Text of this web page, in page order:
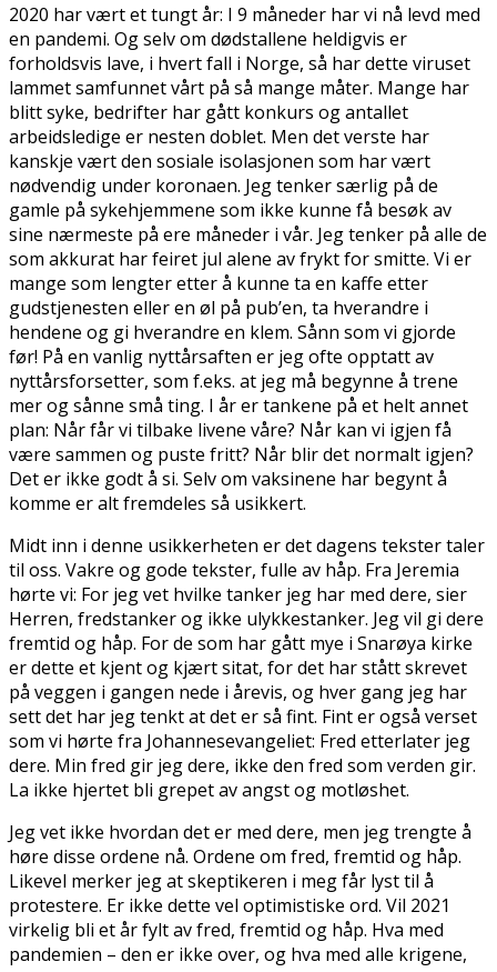
2020 har vært et tungt år: I 9 måneder har vi nå levd med
en pandemi. Og selv om dødstallene heldigvis er
forholdsvis lave, i hvert fall i Norge, så har dette viruset
lammet samfunnet vårt på så mange måter. Mange har
blitt syke, bedrifter har gått konkurs og antallet
arbeidsledige er nesten doblet. Men det verste har
kanskje vært den sosiale isolasjonen som har vært
nødvendig under koronaen. Jeg tenker særlig på de
gamle på sykehjemmene som ikke kunne få besøk av
sine nærmeste på flere måneder i vår. Jeg tenker på alle de
som akkurat har feiret jul alene av frykt for smitte. Vi er
mange som lengter etter å kunne ta en kaffe etter
gudstjenesten eller en øl på pub’en, ta hverandre i
hendene og gi hverandre en klem. Sånn som vi gjorde
før! På en vanlig nyttårsaften er jeg ofte opptatt av
nyttårsforsetter, som f.eks. at jeg må begynne å trene
mer og sånne små ting. I år er tankene på et helt annet
plan: Når får vi tilbake livene våre? Når kan vi igjen få
være sammen og puste fritt? Når blir det normalt igjen?
Det er ikke godt å si. Selv om vaksinene har begynt å
komme er alt fremdeles så usikkert.
Midt inn i denne usikkerheten er det dagens tekster taler
til oss. Vakre og gode tekster, fulle av håp. Fra Jeremia
hørte vi: For jeg vet hvilke tanker jeg har med dere, sier
Herren, fredstanker og ikke ulykkestanker. Jeg vil gi dere
fremtid og håp. For de som har gått mye i Snarøya kirke
er dette et kjent og kjært sitat, for det har stått skrevet
på veggen i gangen nede i årevis, og hver gang jeg har
sett det har jeg tenkt at det er så fint. Fint er også verset
som vi hørte fra Johannesevangeliet: Fred etterlater jeg
dere. Min fred gir jeg dere, ikke den fred som verden gir.
La ikke hjertet bli grepet av angst og motløshet.
Jeg vet ikke hvordan det er med dere, men jeg trengte å
høre disse ordene nå. Ordene om fred, fremtid og håp.
Likevel merker jeg at skeptikeren i meg får lyst til å
protestere. Er ikke dette vel optimistiske ord. Vil 2021
virkelig bli et år fylt av fred, fremtid og håp. Hva med
pandemien – den er ikke over, og hva med alle krigene,